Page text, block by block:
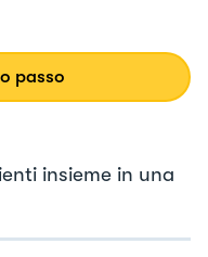
passo
insieme in una